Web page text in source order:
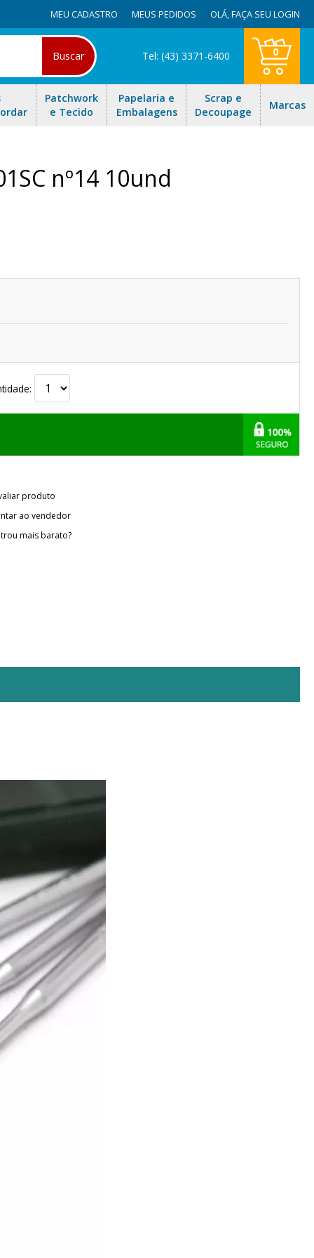
MEU CADASTRO MEUS PEDIDOS OLÁ,FAÇA SEU LOGIN
Buscar Tel: (43) 3371-6400 0
Patchwork
e Tecido
Papelaria e
Embalagens
Scrap e
Decoupage
Marcas
nº14 10und
produto
ao vendedor
mais barato?